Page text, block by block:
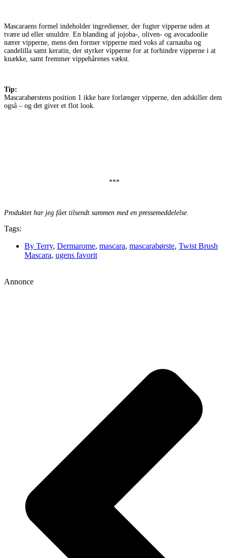
Mascaraens formel indeholder ingredienser, der fugter vipperne uden at
tvære ud eller smuldre. En blanding af jojoba-, oliven- og avocadoolie
nærer vipperne, mens den former vipperne med voks af carnauba og
candelilla samt keratin, der styrker vipperne for at forhindre vipperne i at
knække, samt fremmer vippehårenes vækst.
Tip:
Mascarabørstens position 1 ikke bare forlænger vipperne, den adskiller dem
også – og det giver et flot look.
***
Produktet har jeg fået tilsendt sammen med en pressemeddelelse.
Tags:
By Terry, Dermarome, mascara, mascarabørste, Twist Brush
Mascara, ugens favorit
Annonce